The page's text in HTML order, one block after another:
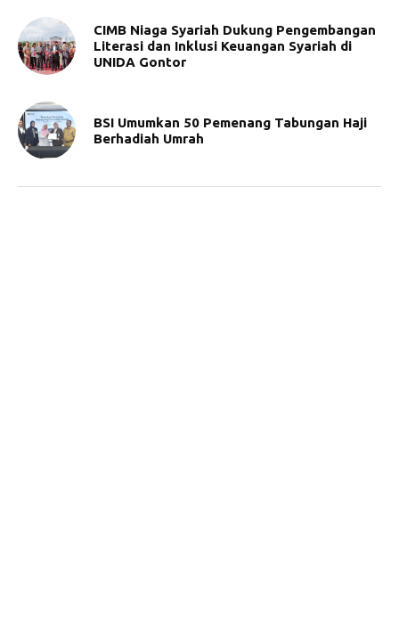
CIMB Niaga Syariah Dukung Pengembangan
Literasi dan Inklusi Keuangan Syariah di
UNIDA Gontor
BSI Umumkan 50 Pemenang Tabungan Haji
Berhadiah Umrah